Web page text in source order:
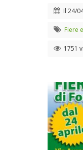
Il 24/
Fiere
1751